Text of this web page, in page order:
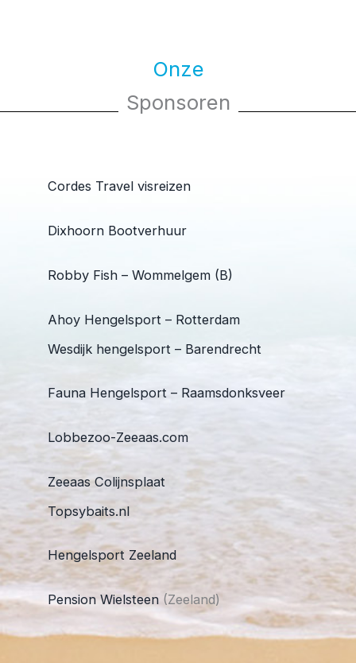
Onze
Sponsoren
Cordes Travel visreizen
Dixhoorn Bootverhuur
Robby Fish – Wommelgem (B)
Ahoy Hengelsport – Rotterdam
Wesdijk hengelsport – Barendrecht
Fauna Hengelsport – Raamsdonksveer
Lobbezoo-Zeeaas.com
Zeeaas Colijnsplaat
Topsybaits.nl
Hengelsport Zeeland
Pension Wielsteen (Zeeland)